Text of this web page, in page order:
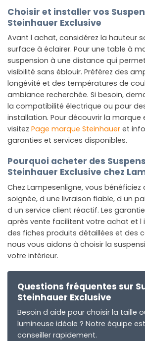
Choisir et installer vos
Steinhauer Exclusive
Avant l achat, considérez la hauteur
surface à éclairer. Pour une table à
suspension à une distance qui
visibilité sans éblouir. Préférez des
longévité et des températures de
ambiance recherchée. Si besoin,
la compatibilité électrique ou pour
installation. Pour découvrir la marque
visitez Page marque Steinhauer et
garanties et services disponibles.
Pourquoi acheter des
Steinhauer Exclusive chez
Chez Lampesenligne, vous bénéficiez
soignée, d une livraison fiable, d un
d un service client réactif. Les
après vente facilitent votre achat et l
des fiches produits détaillées et des
nous vous aidons à choisir la
votre intérieur.
Questions fréquentes sur
Steinhauer Exclusive
Besoin d aide pour choisir la taille
lumineuse idéale ? Notre équipe
conseiller rapidement.